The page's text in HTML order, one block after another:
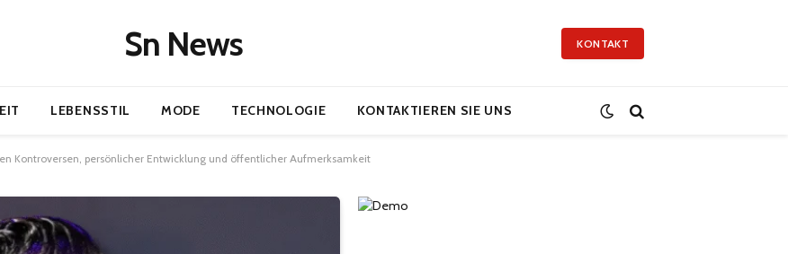
Sn News KONTAKT
LEBENSSTIL MODE TECHNOLOGIE KONTAKTIEREN SIE UNS
Kontroversen, persönlicher Entwicklung und öffentlicher Aufmerksamkeit